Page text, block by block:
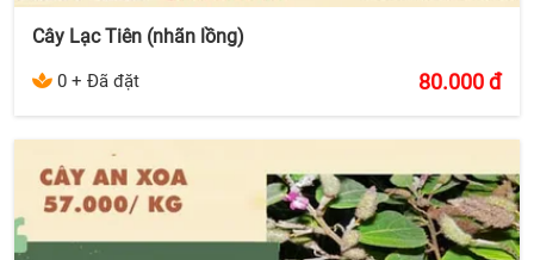
Cây Lạc Tiên (nhãn lồng)
0 + Đã đặt 80.000đ